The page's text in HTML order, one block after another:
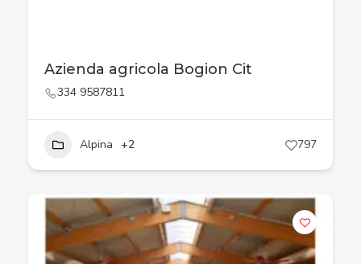
Azienda agricola Bogion Cit
334 9587811
Alpina +2 797